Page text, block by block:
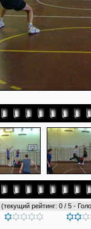
(текущий рейтинг: 0 / 5 -